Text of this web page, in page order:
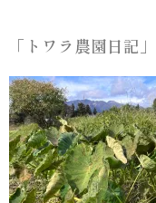
「トワラ農園日記